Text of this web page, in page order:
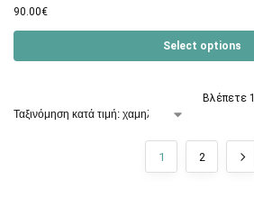
90.00€
Select options
Βλέπετε
1 2